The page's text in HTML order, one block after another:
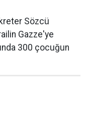
Sözcü
Gazze'ye
300 çocuğun